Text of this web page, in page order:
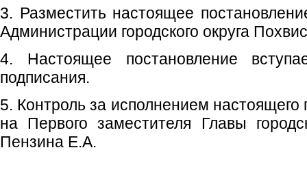
3. Разместить настоящее
Администрации городского округа
4. Настоящее постановление
подписания.
5. Контроль за исполнением настоящего
на Первого заместителя Главы
Пензина Е.А.